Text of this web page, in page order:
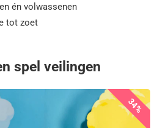
én volwassenen
tot zoet
spel veilingen
34%